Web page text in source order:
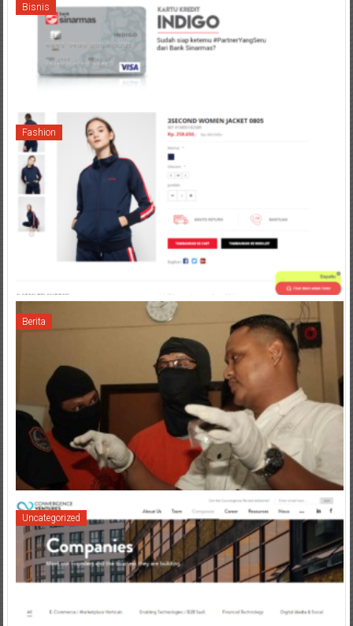
Bisnis
Fashion
Berita
Uncategorized